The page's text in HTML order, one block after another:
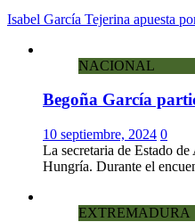
Isabel García Tejerina apuesta
NACIONAL
Begoña García
10 septiembre, 2024 0
La secretaria de Estado
Hungría. Durante el
EXTREMADURA